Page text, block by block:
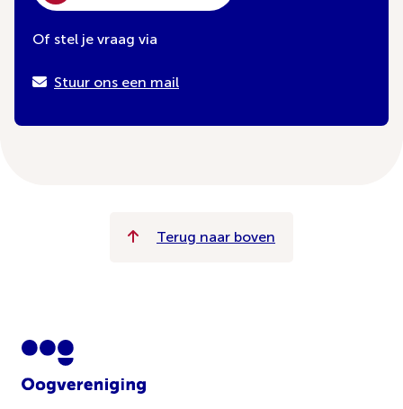
Of stel je vraag via
Stuur ons een mail
Terug naar boven